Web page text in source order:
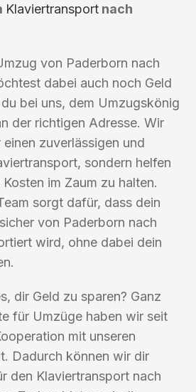
Klaviertransport nach
von Paderborn nach
dabei auch noch Geld
bei uns, dem Umzugskönig
der richtigen Adresse. Wir
zuverlässigen und
sondern helfen
im Zaum zu halten.
sorgt dafür, dass dein
von Paderborn nach
wird, ohne dabei dein
dir Geld zu sparen? Ganz
für Umzüge haben wir seit
mit unseren
Dadurch können wir dir
den Klaviertransport nach